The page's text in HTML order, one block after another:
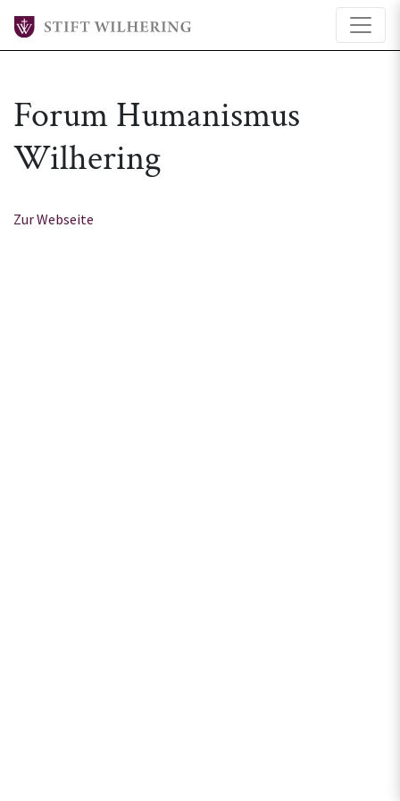
Forum Humanismus
Wilhering
Zur Webseite